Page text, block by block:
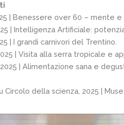
| Benessere over 60 – mente e
| Intelligenza Artificiale:
| I grandi carnivori del Trentino.
| Visita alla serra tropicale e
| Alimentazione sana e
Circolo della scienza, 2025 |